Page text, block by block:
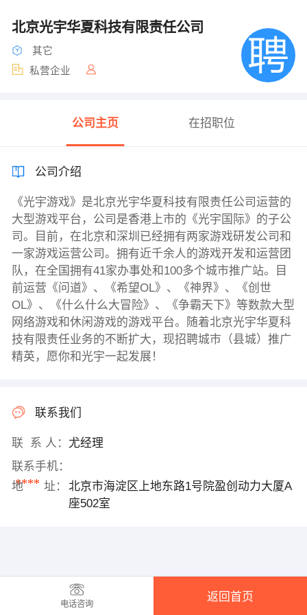
北京光宇华夏科技有限责任公司
其它
私营企业
公司主页 在招职位
公司介绍
《光宇游戏》是北京光宇华夏科技有限责任公司运营的
大型游戏平台，公司是香港上市的《光宇国际》的子公
司。目前，在北京和深圳已经拥有两家游戏研发公司和
一家游戏运营公司。拥有近千余人的游戏开发和运营团
队，在全国拥有41家办事处和100多个城市推广站。目
前运营《问道》、《希望OL》、《神界》、《创世
OL》、《什么什么大冒险》、《争霸天下》等数款大型
网络游戏和休闲游戏的游戏平台。随着北京光宇华夏科
技有限责任业务的不断扩大，现招聘城市（县城）推广
精英，愿你和光宇一起发展！
联系我们
联 系 人： 尤经理
联系手机：
****
地 址：
北京市海淀区上地东路1号院盈创动力大厦A
座502室
电话咨询
返回首页